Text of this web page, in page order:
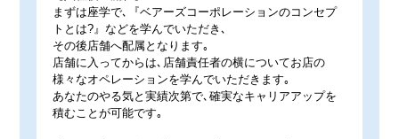
まずは座学で､『ベアーズコーポレーションのコンセプ
トとは?』などを学んでいただき､
その後店舗へ配属となります｡
店舗に入ってからは､店舗責任者の横についてお店の
様々なオペレーションを学んでいただきます｡
あなたのやる気と実績次第で､確実なキャリアアップを
積むことが可能です｡